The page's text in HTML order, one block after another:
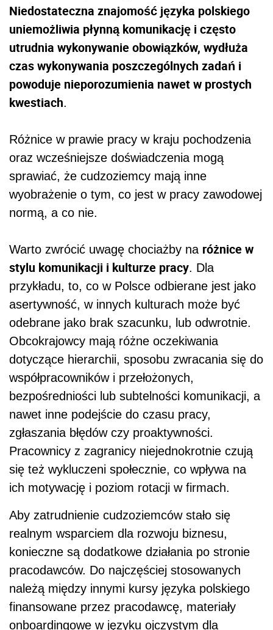
Niedostateczna znajomość języka polskiego
uniemożliwia płynną komunikację i często
utrudnia wykonywanie obowiązków, wydłuża
czas wykonywania poszczególnych zadań i
powoduje nieporozumienia nawet w prostych
kwestiach.
Różnice w prawie pracy w kraju pochodzenia
oraz wcześniejsze doświadczenia mogą
sprawiać, że cudzoziemcy mają inne
wyobrażenie o tym, co jest w pracy zawodowej
normą, a co nie.
Warto zwrócić uwagę chociażby na różnice w
stylu komunikacji i kulturze pracy. Dla
przykładu, to, co w Polsce odbierane jest jako
asertywność, w innych kulturach może być
odebrane jako brak szacunku, lub odwrotnie.
Obcokrajowcy mają różne oczekiwania
dotyczące hierarchii, sposobu zwracania się do
współpracowników i przełożonych,
bezpośredniości lub subtelności komunikacji, a
nawet inne podejście do czasu pracy,
zgłaszania błędów czy proaktywności.
Pracownicy z zagranicy niejednokrotnie czują
się też wykluczeni społecznie, co wpływa na
ich motywację i poziom rotacji w firmach.
Aby zatrudnienie cudzoziemców stało się
realnym wsparciem dla rozwoju biznesu,
konieczne są dodatkowe działania po stronie
pracodawców. Do najczęściej stosowanych
należą między innymi kursy języka polskiego
finansowane przez pracodawcę, materiały
onboardingowe w języku ojczystym dla